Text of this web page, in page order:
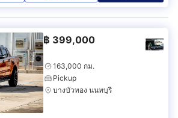
฿ 399,000
163,000 กม.
Pickup
บางบัวทอง นนทบุรี